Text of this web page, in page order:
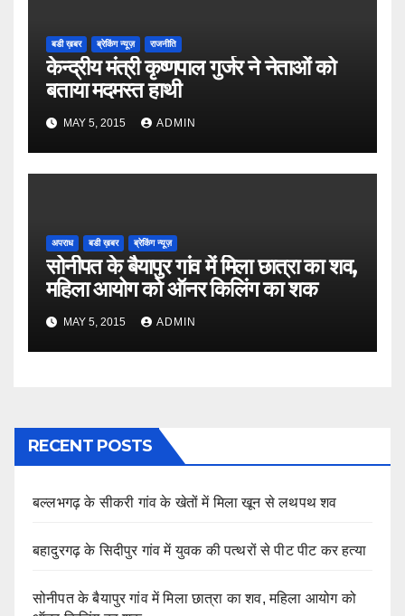
बडी ख़बर ब्रेकिंग न्यूज़ राजनीति
केन्द्रीय मंत्री कृष्णपाल गुर्जर ने नेताओं को
बताया मदमस्त हाथी
MAY 5, 2015 ADMIN
अपराध बडी ख़बर ब्रेकिंग न्यूज़
सोनीपत के बैयापुर गांव में मिला छात्रा का शव,
महिला आयोग को ऑनर किलिंग का शक
MAY 5, 2015 ADMIN
RECENT POSTS
बल्लभगढ़ के सीकरी गांव के खेतों में मिला खून से लथपथ शव
बहादुरगढ़ के सिदीपुर गांव में युवक की पत्थरों से पीट पीट कर हत्या
सोनीपत के बैयापुर गांव में मिला छात्रा का शव, महिला आयोग को